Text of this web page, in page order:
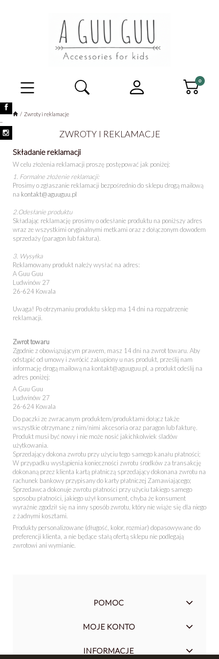
Zwroty i reklamacje
ZWROTY I REKLAMACJE
Składanie reklamacji
W celu złożenia reklamacji proszę postępować jak poniżej:
1. Formalne złożenie reklamacji:
Prosimy o zgłaszanie reklamacji bezpośrednio do sklepu drogą mailową
na kontakt@aguuguu.pl
2.Odesłanie produktu
Składając reklamację prosimy o odesłanie produktu na poniższy adres
wraz ze wszystkimi oryginalnymi metkami oraz z dołączonym dowodem
sprzedaży (paragon lub faktura).
3. Wysyłka
Reklamowany produkt należy wysłać na adres:
A Guu Guu
Ludwinów 27
26-624 Kowala
Uwaga! Po otrzymaniu produktu sklep ma 14 dni na rozpatrzenie
reklamacji.
Zwrot towaru
Zgodnie z obowiązującym prawem, masz 14 dni na zwrot towaru. Aby
odstąpić od umowy i zwrócić zakupiony u nas produkt, prześlij nam
informację drogą mailową na kontakt@aguuguu.pl, a produkt odeślij na
adres poniżej:
A Guu Guu
Ludwinów 27
26-624 Kowala
Do paczki ze zwracanym produktem/produktami dołącz także
wszystkie otrzymane z nim/nimi akcesoria oraz paragon lub fakturę.
Produkt musi być nowy i nie może nosić jakichkolwiek śladów
użytkowania.
Sprzedający dokona zwrotu przy użyciu tego samego kanału płatności;
W przypadku wystąpienia konieczności zwrotu środków za transakcję
dokonaną przez klienta kartą płatniczą sprzedający dokonana zwrotu na
rachunek bankowy przypisany do karty płatniczej Zamawiającego;
Sprzedawca dokonuje zwrotu płatności przy użyciu takiego samego
sposobu płatności, jakiego użył konsument, chyba że konsument
wyraźnie zgodził się na inny sposób zwrotu, który nie wiąże się dla niego
z żadnymi kosztami.
Produkty personalizowane (długość, kolor, rozmiar) dopasowywane do
preferencji klienta, a nie będące stałą ofertą sklepu nie podlegają
zwrotowi ani wymianie.
POMOC
MOJE KONTO
INFORMACJE